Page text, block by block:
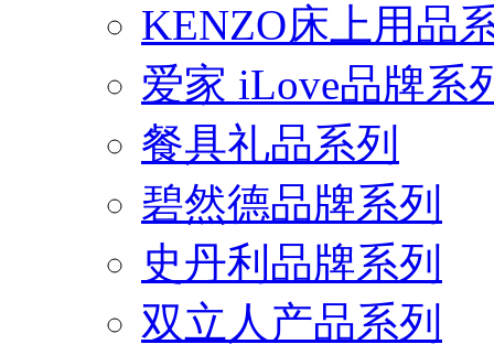
KENZO床上用品
爱家 iLove品牌系
餐具礼品系列
碧然德品牌系列
史丹利品牌系列
双立人产品系列